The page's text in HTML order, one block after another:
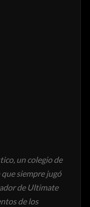
un colegio de
siempre jugó
de Ultimate
de los